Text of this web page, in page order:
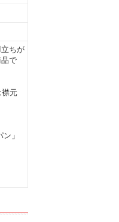
ちが
で
襟元
」